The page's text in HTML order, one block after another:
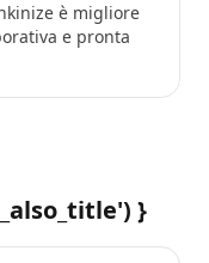
è migliore
e pronta
}